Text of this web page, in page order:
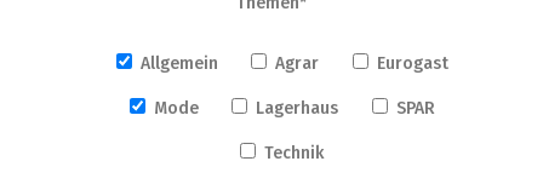
Allgemein Agrar Eurogast
Mode Lagerhaus SPAR
Technik